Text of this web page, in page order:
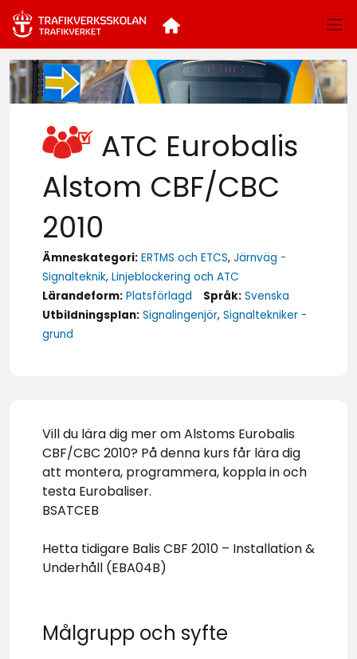
ATC Eurobalis
Alstom CBF/CBC
2010
Ämneskategori: ERTMS och ETCS, Järnväg -
Signalteknik, Linjeblockering och ATC
Lärandeform: Platsförlagd Språk: Svenska
Utbildningsplan: Signalingenjör, Signaltekniker -
grund
Vill du lära dig mer om Alstoms Eurobalis
CBF/CBC 2010? På denna kurs får lära dig
att montera, programmera, koppla in och
testa Eurobaliser.
BSATCEB
Hetta tidigare Balis CBF 2010 – Installation &
Underhåll (EBA04B)
Målgrupp och syfte